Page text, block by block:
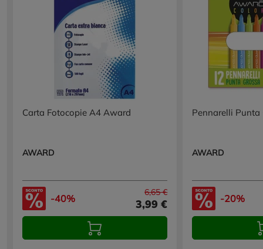
Carta Fotocopie A4 Award
AWARD
-40%
6,65 €
3,99 €
Pennarelli
AWARD
-20%